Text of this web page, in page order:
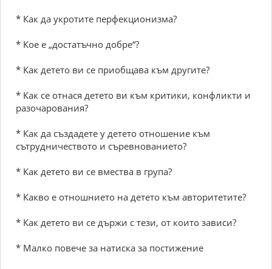
* Как да укротите перфекционизма?
* Кое е „достатъчно добре“?
* Как детето ви се приобщава към другите?
* Как се отнася детето ви към критики, конфликти и
разочарования?
* Как да създадете у детето отношение към
сътрудничеството и съревнованието?
* Как детето ви се вмества в група?
* Какво е отношнието на детето към авторитетите?
* Как детето ви се държи с тези, от които зависи?
* Малко повече за натиска за постижение